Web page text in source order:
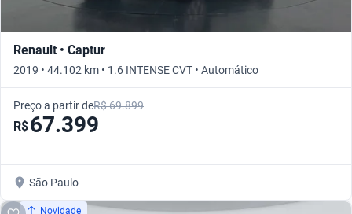
Renault • Captur
2019 • 44.102 km • 1.6 INTENSE CVT • Automático
Preço a partir deR$ 69.899
R$67.399
São Paulo
Novidade